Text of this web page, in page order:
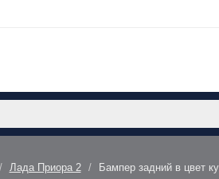
Лада Приора 2 Бампер задний в цвет